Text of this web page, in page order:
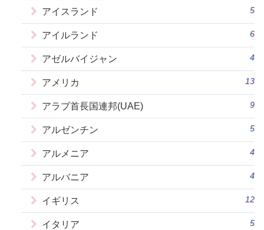
アイスランド 5
アイルランド 6
アゼルバイジャン 4
アメリカ 13
アラブ首長国連邦(UAE) 9
アルゼンチン 5
アルメニア 4
アルバニア 4
イギリス 12
イタリア 5